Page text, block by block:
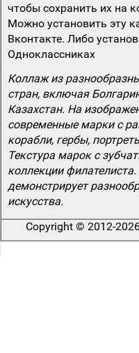
чтобы сохранить их на
Можно установить эту
Вконтакте. Либо
Одноклассниках
Коллаж из
стран, включая
Казахстан. На
современные марки с
корабли, гербы,
Текстура марок с
коллекции
демонстрирует
искусства.
Copyright © 2012-